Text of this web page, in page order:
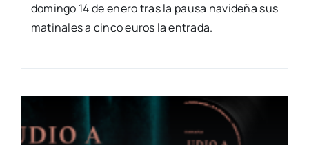
domin­go 14 de enero tras la pau­sa navi­de­ña sus
mati­na­les a cin­co euros la entra­da.